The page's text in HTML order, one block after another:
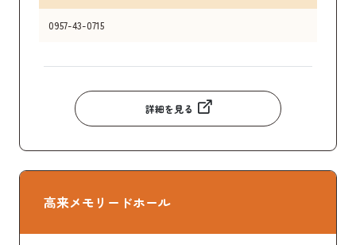
0957-43-0715
詳細を見る
高来メモリードホール